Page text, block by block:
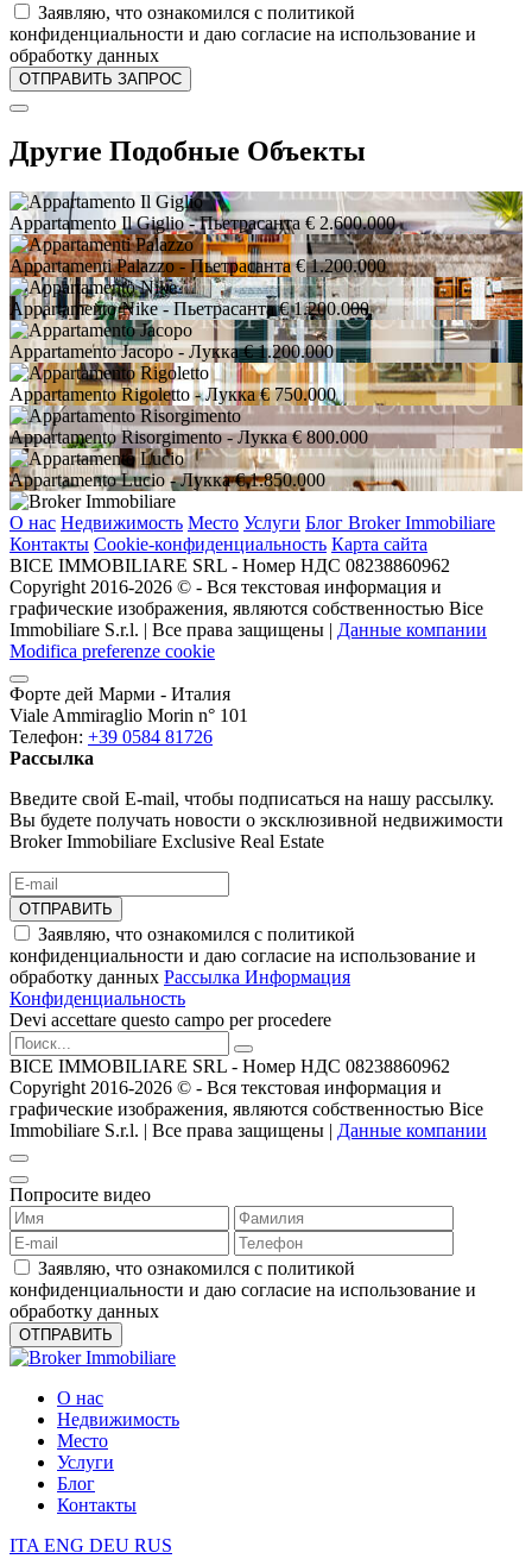
Заявляю, что ознакомился с политикой
конфиденциальности и даю согласие на использование и
обработку данных
Другие Подобные Объекты
Appartamento Il Giglio- Пьетрасанта € 2.600.000
Appartamenti Palazzo- Пьетрасанта € 1.200.000
Appartamento Nike- Пьетрасанта € 1.200.000
Appartamento Jacopo- Лукка € 1.200.000
Appartamento Rigoletto- Лукка € 750.000
Appartamento Risorgimento- Лукка € 800.000
Appartamento Lucio- Лукка € 1.850.000
О нас Недвижимость Место Услуги Блог Broker Immobiliare
Контакты Cookie-конфиденциальность Карта сайта
BICE IMMOBILIARE SRL - Номер НДС 08238860962
Copyright 2016-2026 ©️ - Вся текстовая информация и
графические изображения, являются собственностью Bice
Immobiliare S.r.l. | Все права защищены | Данные компании
Modifica preferenze cookie
Форте дей Марми - Италия
Viale Ammiraglio Morin n° 101
Телефон: +39 0584 81726
Рассылка
Введите свой E-mail, чтобы подписаться на нашу рассылку.
Вы будете получать новости о эксклюзивной недвижимости
Broker Immobiliare Exclusive Real Estate
ОТПРАВИТЬ
Заявляю, что ознакомился с политикой
конфиденциальности и даю согласие на использование и
обработку данных Рассылка Информация
Конфиденциальность
Devi accettare questo campo per procedere
BICE IMMOBILIARE SRL - Номер НДС 08238860962
Copyright 2016-2026 ©️ - Вся текстовая информация и
графические изображения, являются собственностью Bice
Immobiliare S.r.l. | Все права защищены | Данные компании
Попросите видео
Заявляю, что ознакомился с политикой
конфиденциальности и даю согласие на использование и
обработку данных
О нас
Недвижимость
Место
Услуги
Блог
Контакты
ITA ENG DEU RUS